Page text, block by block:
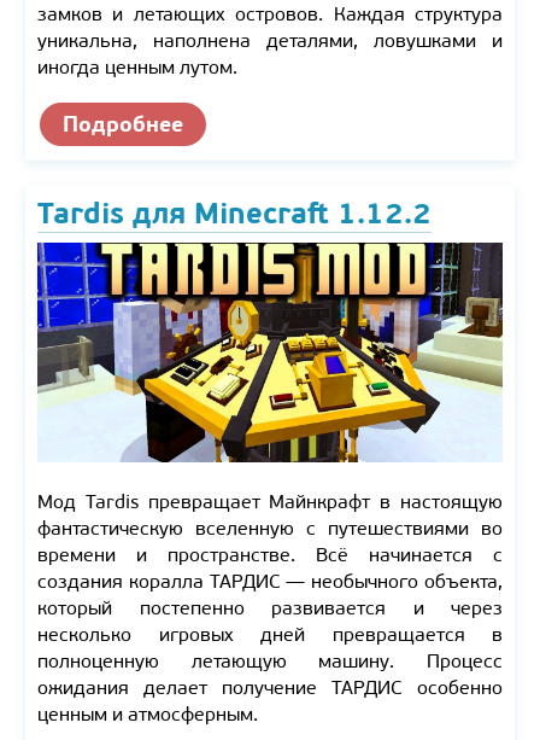
замков и летающих островов. Каждая структура
уникальна, наполнена деталями, ловушками и
иногда ценным лутом.
Подробнее
Tardis для Minecraft 1.12.2
Мод Tardis превращает Майнкрафт в настоящую
фантастическую вселенную с путешествиями во
времени и пространстве. Всё начинается с
создания коралла ТАРДИС — необычного объекта,
который постепенно развивается и через
несколько игровых дней превращается в
полноценную летающую машину. Процесс
ожидания делает получение ТАРДИС особенно
ценным и атмосферным.